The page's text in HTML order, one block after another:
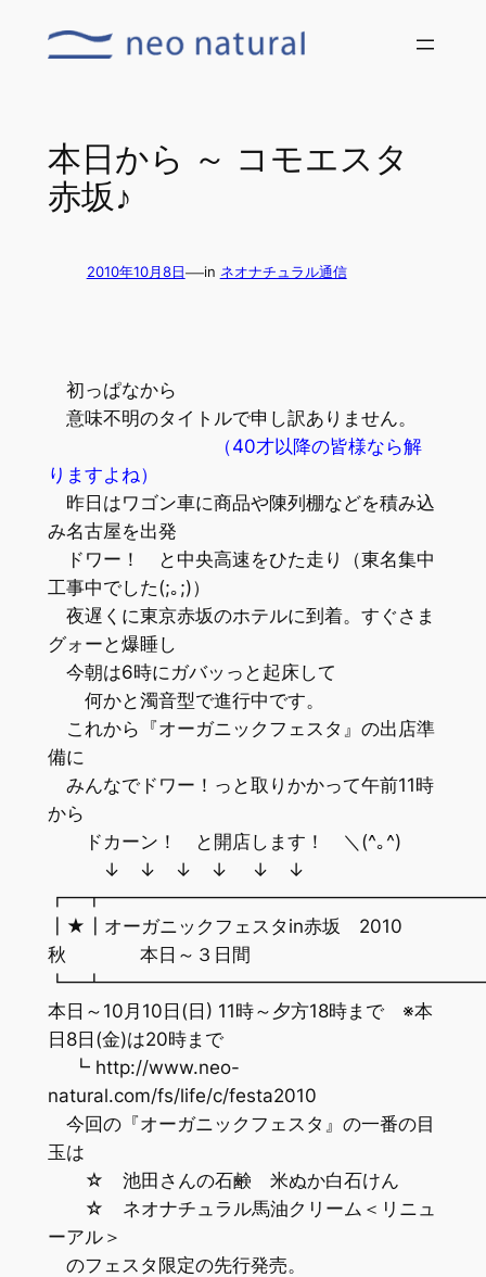
本日から ～ コモエスタ
赤坂♪
2010年10月8日 —in ネオナチュラル通信
初っぱなから
意味不明のタイトルで申し訳ありません。
（40才以降の皆様なら解
りますよね）
昨日はワゴン車に商品や陳列棚などを積み込
み名古屋を出発
ドワー！ と中央高速をひた走り（東名集中
工事中でした(;｡;)）
夜遅くに東京赤坂のホテルに到着。すぐさま
グォーと爆睡し
今朝は6時にガバッっと起床して
何かと濁音型で進行中です。
これから『オーガニックフェスタ』の出店準
備に
みんなでドワー！っと取りかかって午前11時
から
ドカーン！ と開店します！ ＼(^｡^)
↓ ↓ ↓ ↓ ↓ ↓
┃★┃オーガニックフェスタin赤坂 2010
秋 本日～３日間
本日～10月10日(日) 11時～夕方18時まで ※本
日8日(金)は20時まで
┗ http://www.neo-
natural.com/fs/life/c/festa2010
今回の『オーガニックフェスタ』の一番の目
玉は
☆ 池田さんの石鹸 米ぬか白石けん
☆ ネオナチュラル馬油クリーム＜リニュ
ーアル＞
のフェスタ限定の先行発売。